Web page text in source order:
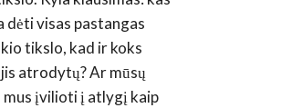
dėti visas pastangas
tikslo, kad ir koks
atrodytų? Ar mūsų
mus įvilioti į atlygį kaip